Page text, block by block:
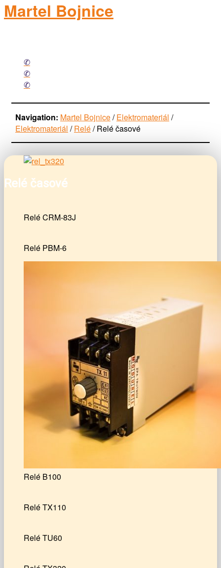
Martel Bojnice
Facebook
Mail
Phone
Navigation: Martel Bojnice/Elektromateriál /
Elektromateriál /Relé/Relé časové
Relé časové
Relé CRM-83J
Relé PBM-6
Relé B100
Relé TX110
Relé TU60